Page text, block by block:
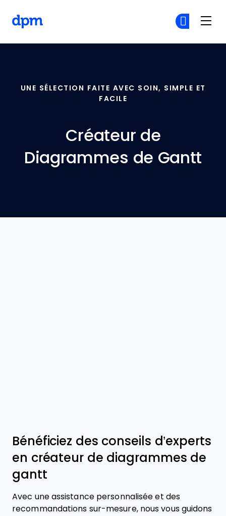
UNE SÉLECTION FAITE AVEC SOIN, SIMPLE ET
FACILE
Créateur de
Diagrammes de Gantt
Bénéficiez des conseils d’experts
en créateur de diagrammes de
gantt
Avec une assistance personnalisée et des
recommandations sur-mesure, nous vous guidons